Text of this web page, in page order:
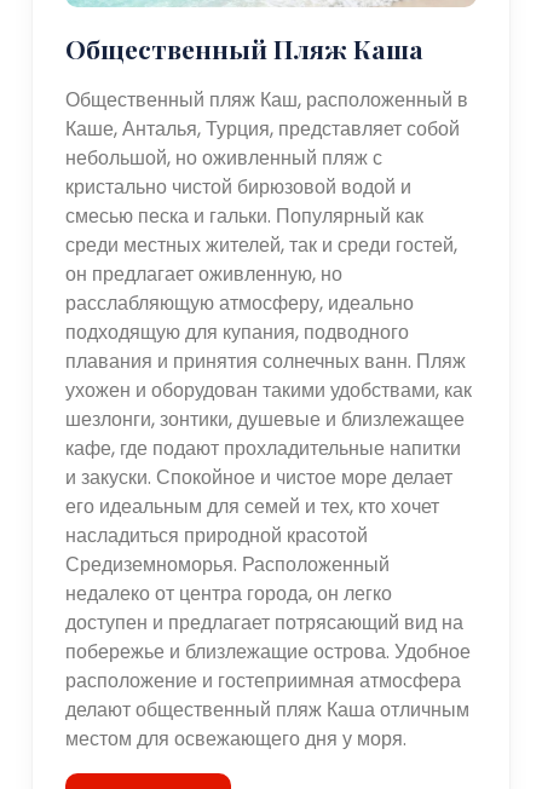
Общественный Пляж Каша
Общественный пляж Каш, расположенный в
Каше, Анталья, Турция, представляет собой
небольшой, но оживленный пляж с
кристально чистой бирюзовой водой и
смесью песка и гальки. Популярный как
среди местных жителей, так и среди гостей,
он предлагает оживленную, но
расслабляющую атмосферу, идеально
подходящую для купания, подводного
плавания и принятия солнечных ванн. Пляж
ухожен и оборудован такими удобствами, как
шезлонги, зонтики, душевые и близлежащее
кафе, где подают прохладительные напитки
и закуски. Спокойное и чистое море делает
его идеальным для семей и тех, кто хочет
насладиться природной красотой
Средиземноморья. Расположенный
недалеко от центра города, он легко
доступен и предлагает потрясающий вид на
побережье и близлежащие острова. Удобное
расположение и гостеприимная атмосфера
делают общественный пляж Каша отличным
местом для освежающего дня у моря.